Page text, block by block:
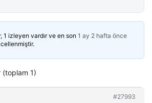
1 izleyen vardır ve en son 1 ay 2 hafta önce
(toplam 1)
#27993